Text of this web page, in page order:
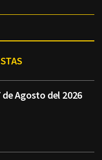
Agosto del 2026